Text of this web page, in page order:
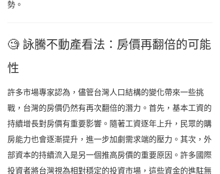
勢。
🧐 詠騰不動產看法：房價再翻倍的可能
性
許多市場專家認為，儘管台灣人口結構的變化帶來一些挑
戰，台灣的房價仍然有再次翻倍的潛力。首先，基本工資的
持續增長對房價有重要影響。隨著工資逐年上升，民眾的購
房能力也會逐漸提升，進一步加劇需求端的壓力。其次，外
部資本的持續流入是另一個推高房價的重要原因。許多國際
投資者將台灣視為相對穩定的投資市場，這些資金的進駐無